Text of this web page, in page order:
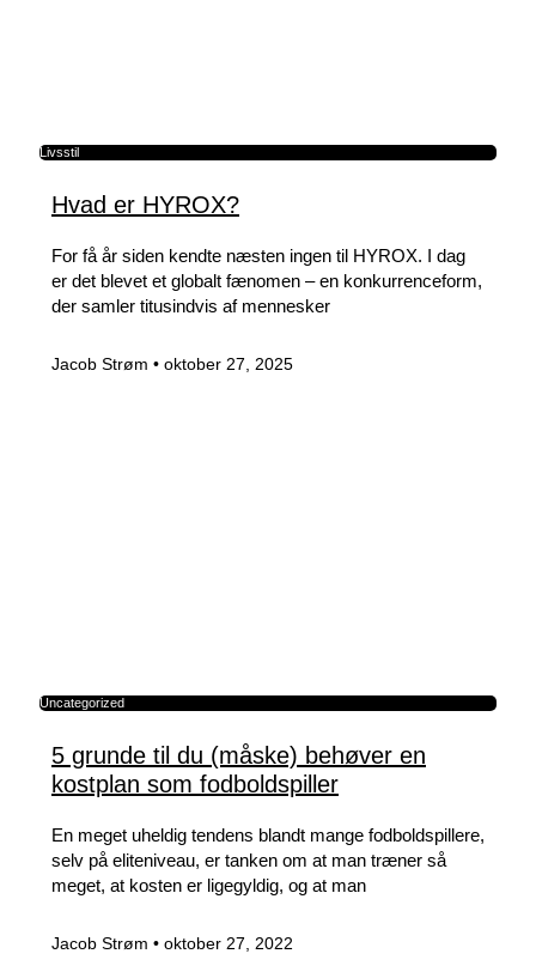
Livsstil
Hvad er HYROX?
For få år siden kendte næsten ingen til HYROX. I dag
er det blevet et globalt fænomen – en konkurrenceform,
der samler titusindvis af mennesker
Jacob Strøm oktober 27, 2025
Uncategorized
5 grunde til du (måske) behøver en
kostplan som fodboldspiller
En meget uheldig tendens blandt mange fodboldspillere,
selv på eliteniveau, er tanken om at man træner så
meget, at kosten er ligegyldig, og at man
Jacob Strøm oktober 27, 2022